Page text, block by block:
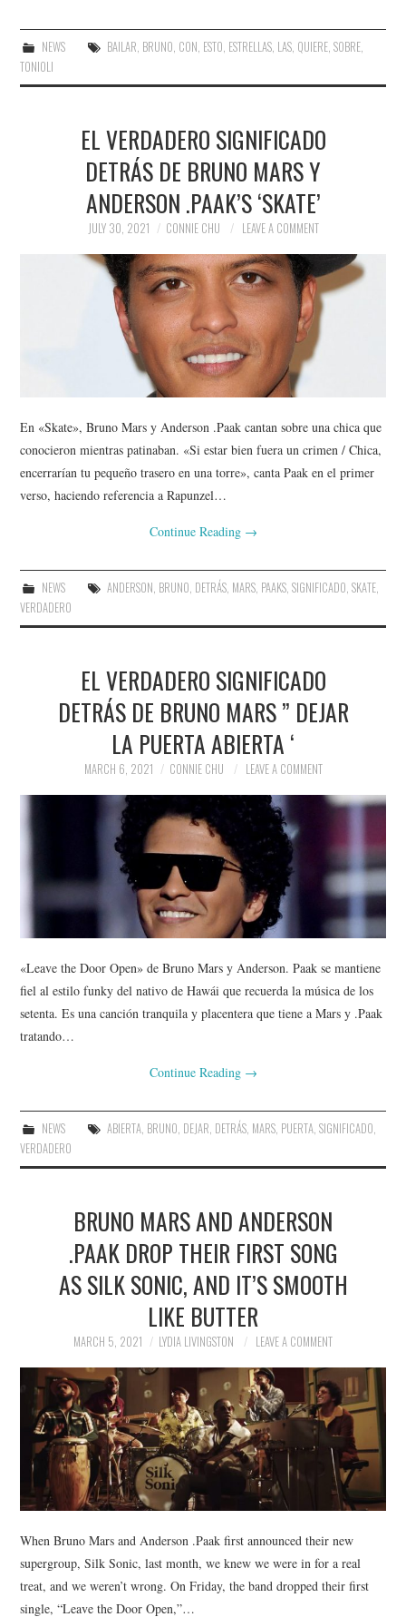
NEWS BAILAR, BRUNO, CON, ESTO, ESTRELLAS, LAS, QUIERE, SOBRE,
TONIOLI
EL VERDADERO SIGNIFICADO
DETRÁS DE BRUNO MARS Y
ANDERSON .PAAK’S ‘SKATE’
JULY 30, 2021 CONNIE CHU LEAVE A COMMENT
En «Skate», Bruno Mars y Anderson .Paak cantan sobre una chica que
conocieron mientras patinaban. «Si estar bien fuera un crimen / Chica,
encerrarían tu pequeño trasero en una torre», canta Paak en el primer
verso, haciendo referencia a Rapunzel…
Continue Reading →
NEWS ANDERSON, BRUNO, DETRÁS, MARS, PAAKS, SIGNIFICADO, SKATE,
VERDADERO
EL VERDADERO SIGNIFICADO
DETRÁS DE BRUNO MARS ” DEJAR
LA PUERTA ABIERTA ‘
MARCH 6, 2021 CONNIE CHU LEAVE A COMMENT
«Leave the Door Open» de Bruno Mars y Anderson. Paak se mantiene
fiel al estilo funky del nativo de Hawái que recuerda la música de los
setenta. Es una canción tranquila y placentera que tiene a Mars y .Paak
tratando…
Continue Reading →
NEWS ABIERTA, BRUNO, DEJAR, DETRÁS, MARS, PUERTA, SIGNIFICADO,
VERDADERO
BRUNO MARS AND ANDERSON
.PAAK DROP THEIR FIRST SONG
AS SILK SONIC, AND IT’S SMOOTH
LIKE BUTTER
MARCH 5, 2021 LYDIA LIVINGSTON LEAVE A COMMENT
When Bruno Mars and Anderson .Paak first announced their new
supergroup, Silk Sonic, last month, we knew we were in for a real
treat, and we weren’t wrong. On Friday, the band dropped their first
single, “Leave the Door Open,”…